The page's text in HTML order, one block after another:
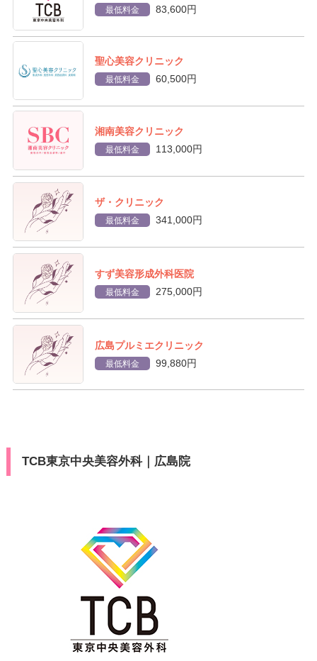
最低料金 83,600円
聖心美容クリニック
最低料金 60,500円
湘南美容クリニック
最低料金 113,000円
ザ・クリニック
最低料金 341,000円
すず美容形成外科医院
最低料金 275,000円
広島プルミエクリニック
最低料金 99,880円
TCB東京中央美容外科｜広島院